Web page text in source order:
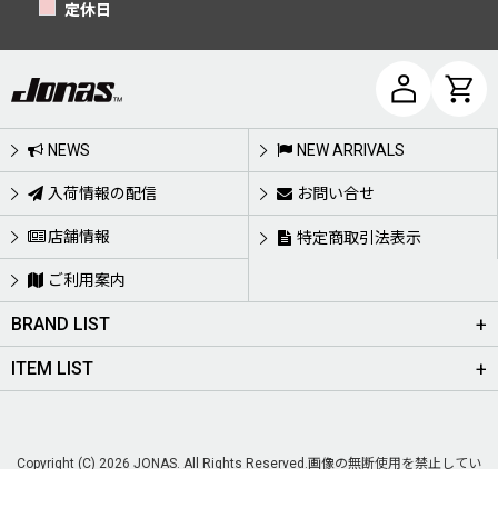
定休日
NEWS NEW ARRIVALS
入荷情報の配信 お問い合せ
店舗情報 特定商取引法表示
ご利用案内
BRAND LIST
ITEM LIST
Copyright (C) 2026 JONAS. All Rights Reserved.画像の無断使用を禁止してい